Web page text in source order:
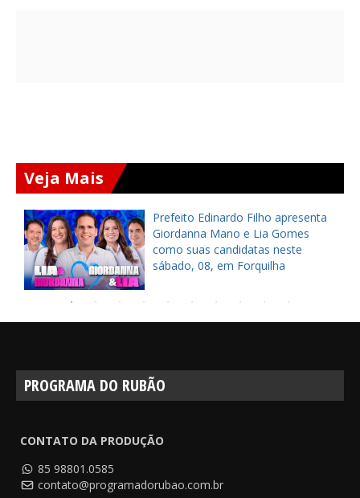
Veja Mais
Prefeito Edinardo Filho apresenta
Giordanna Mano e Lia Gomes
como suas candidatas neste
sábado, 08, em Forquilha
PROGRAMA DO RUBÃO
CONTATO DA PRODUÇÃO
85 98801.0585
contato@programadorubao.com.br